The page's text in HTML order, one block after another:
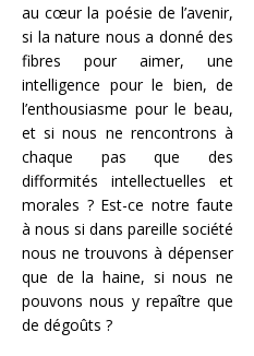
au cœur la poésie de l’avenir,
si la nature nous a donné des
fibres pour aimer, une
intelligence pour le bien, de
l’enthousiasme pour le beau,
et si nous ne rencontrons à
chaque pas que des
difformités intellectuelles et
morales ? Est-ce notre faute
à nous si dans pareille société
nous ne trouvons à dépenser
que de la haine, si nous ne
pouvons nous y repaître que
de dégoûts ?